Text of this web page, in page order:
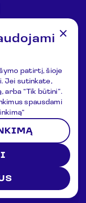
patirtį, šioje
Jei sutinkate,
arba “Tik būtini”.
spausdami
Čiulėnų
Museum. All rights
Kontaktai
politika